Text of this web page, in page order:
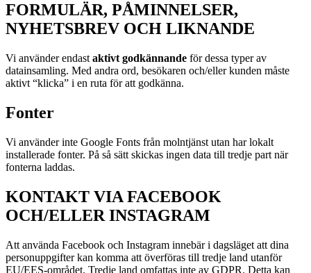
FORMULÄR, PÅMINNELSER,
NYHETSBREV OCH LIKNANDE
Vi använder endast aktivt godkännande för dessa typer av
datainsamling. Med andra ord, besökaren och/eller kunden måste
aktivt “klicka” i en ruta för att godkänna.
Fonter
Vi använder inte Google Fonts från molntjänst utan har lokalt
installerade fonter. På så sätt skickas ingen data till tredje part när
fonterna laddas.
KONTAKT VIA FACEBOOK
OCH/ELLER INSTAGRAM
Att använda Facebook och Instagram innebär i dagsläget att dina
personuppgifter kan komma att överföras till tredje land utanför
EU/EES-området. Tredje land omfattas inte av GDPR. Detta kan